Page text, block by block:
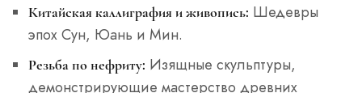
Китайская каллиграфия и живопись: Шедевры
эпох Сун, Юань и Мин.
Резьба по нефриту: Изящные скульптуры,
демонстрирующие мастерство древних